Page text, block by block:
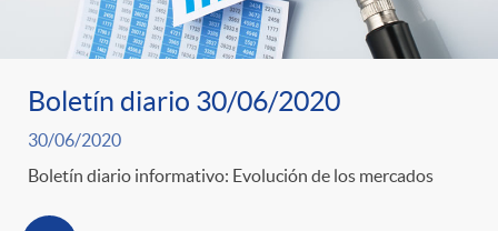
Boletín diario 30/06/2020
30/06/2020
Boletín diario informativo: Evolución de los mercados